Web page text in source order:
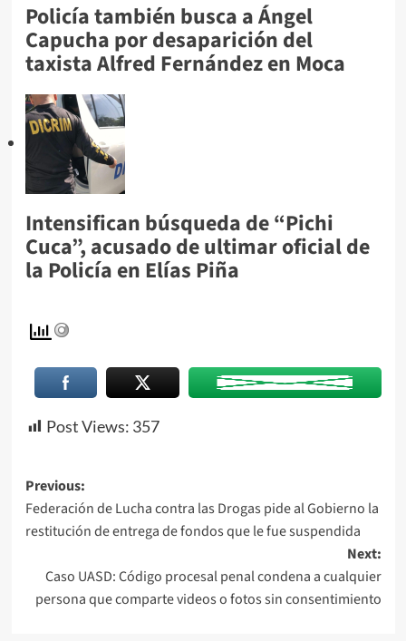
Policía también busca a Ángel
Capucha por desaparición del
taxista Alfred Fernández en Moca
Intensifican búsqueda de “Pichi
Cuca”, acusado de ultimar oficial de
la Policía en Elías Piña
Post Views: 357
Previous:
Federación de Lucha contra las Drogas pide al Gobierno la
restitución de entrega de fondos que le fue suspendida
Next:
Caso UASD: Código procesal penal condena a cualquier
persona que comparte videos o fotos sin consentimiento